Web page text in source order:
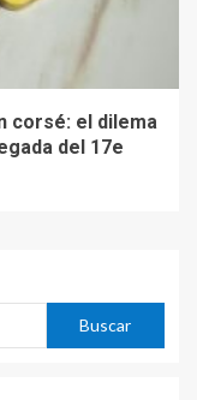
corsé: el dilema
del 17e
Buscar